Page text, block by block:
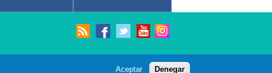
Aceptar Denegar